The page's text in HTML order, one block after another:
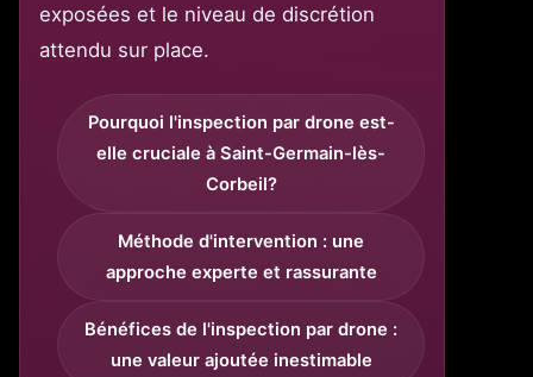
exposées et le niveau de discrétion
attendu sur place.
Pourquoi l'inspection par drone est-
elle cruciale à Saint-Germain-lès-
Corbeil?
Méthode d'intervention : une
approche experte et rassurante
Bénéfices de l'inspection par drone :
une valeur ajoutée inestimable